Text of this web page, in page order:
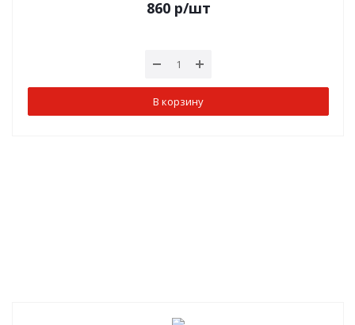
860р/шт
В корзину